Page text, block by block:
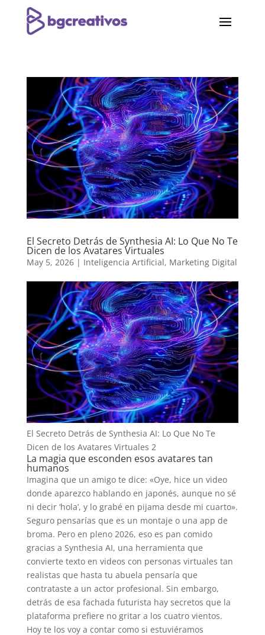
El Secreto Detrás de Synthesia AI: Lo Que No Te
Dicen de los Avatares Virtuales
May 5, 2026| Inteligencia Artificial, Marketing Digital
El Secreto Detrás de Synthesia AI: Lo Que No Te
Dicen de los Avatares Virtuales 2
La magia que esconden esos avatares tan
humanos
Imagina que un amigo te dice: «Oye, hice un video
donde aparezco hablando en japonés, aunque no sé
ni decir ‘hola’, y lo grabé en pijama desde mi cuarto».
Seguro pensarías que es un montaje o una app de
broma. Pero en pleno 2026, eso es pan comido
gracias a Synthesia AI, una herramienta que
convierte texto en videos con personas virtuales tan
realistas que hasta tu abuela pensaría que
contrataste a un actor profesional. Sin embargo,
detrás de esa fachada futurista hay secretos que la
plataforma prefiere no gritar a los cuatro vientos.
Hoy te los voy a contar como si estuviéramos